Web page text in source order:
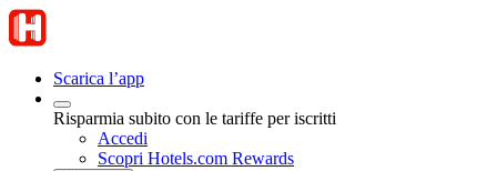
Scarica l’app
Risparmia subito con le tariffe per iscritti
Accedi
Scopri Hotels.com Rewards